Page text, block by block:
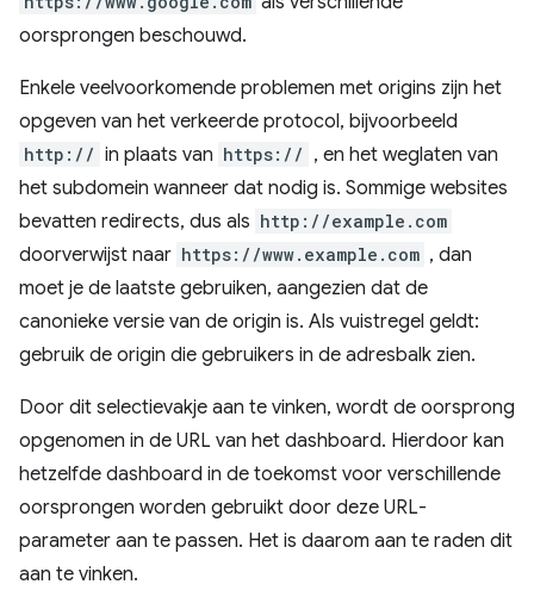
oorsprongen beschouwd.
Enkele veelvoorkomende problemen met origins zijn het
opgeven van het verkeerde protocol, bijvoorbeeld
http:// in plaats van https:// , en het weglaten van
het subdomein wanneer dat nodig is. Sommige websites
bevatten redirects, dus als http://example.com
doorverwijst naar https://www.example.com , dan
moet je de laatste gebruiken, aangezien dat de
canonieke versie van de origin is. Als vuistregel geldt:
gebruik de origin die gebruikers in de adresbalk zien.
Door dit selectievakje aan te vinken, wordt de oorsprong
opgenomen in de URL van het dashboard. Hierdoor kan
hetzelfde dashboard in de toekomst voor verschillende
oorsprongen worden gebruikt door deze URL-
parameter aan te passen. Het is daarom aan te raden dit
aan te vinken.